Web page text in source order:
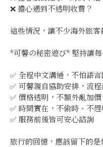
❌ 擔心遇到不透明收費？
這些情況，讓不少海外旅客
*可馨の秘密遊び* 堅持讓
✅ 全程中文溝通，不怕語
✅ 可馨親自協助安排，流
✅ 價格透明，不額外亂加價
✅ 時間實在，不偷時、不趕
✅ 服務前後皆可安心諮詢
旅行的回憶，應該留下的是